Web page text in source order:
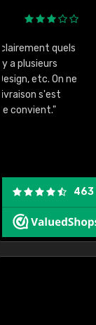
Christian
"J'ai trouvé le
chambre."
463